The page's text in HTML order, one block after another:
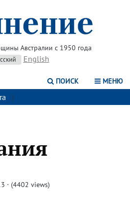
Австралии с 1950 года
English
ПОИСК МЕНЮ
|
· (4402 views)